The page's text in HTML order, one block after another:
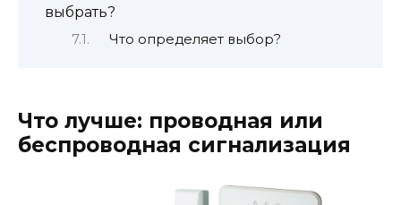
выбрать?
Что определяет выбор?
Что лучше: проводная или
беспроводная сигнализация